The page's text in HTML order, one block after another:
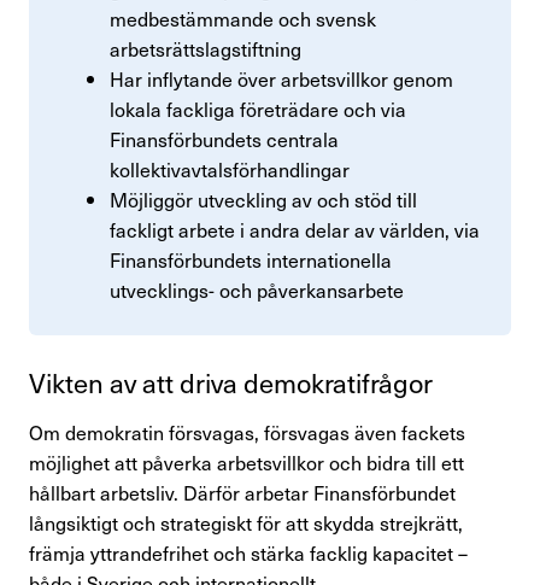
medbestämmande och svensk
arbetsrättslagstiftning
Har inflytande över arbetsvillkor genom
lokala fackliga företrädare och via
Finansförbundets centrala
kollektivavtalsförhandlingar
Möjliggör utveckling av och stöd till
fackligt arbete i andra delar av världen, via
Finansförbundets internationella
utvecklings- och påverkansarbete
Vikten av att driva demokratifrågor
Om demokratin försvagas, försvagas även fackets
möjlighet att påverka arbetsvillkor och bidra till ett
hållbart arbetsliv. Därför arbetar Finansförbundet
långsiktigt och strategiskt för att skydda strejkrätt,
främja yttrandefrihet och stärka facklig kapacitet –